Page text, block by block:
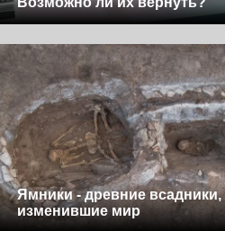
Ямники - древние всадники,
изменившие мир